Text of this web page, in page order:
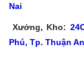
Nai
Xưởng, Kho:
Phú, Tp. Thuận